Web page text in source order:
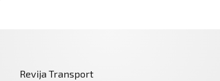
Revija Transport